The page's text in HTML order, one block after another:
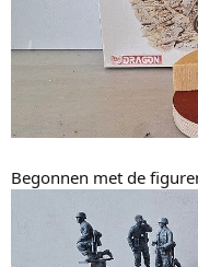
Begonnen met de